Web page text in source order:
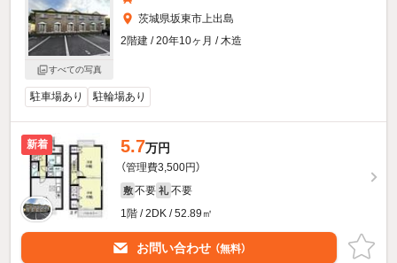
すべての写真
茨城県坂東市上出島
2階建 / 20年10ヶ月 / 木造
駐車場あり 駐輪場あり
新着 5.7万円
（管理費3,500円）
敷 不要 礼 不要
1階 / 2DK / 52.89㎡
お問い合わせ （無料）